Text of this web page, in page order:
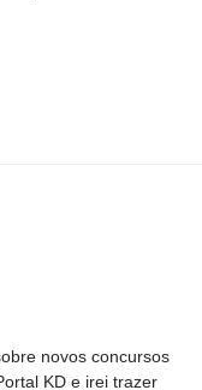
novos concursos
KD e irei trazer